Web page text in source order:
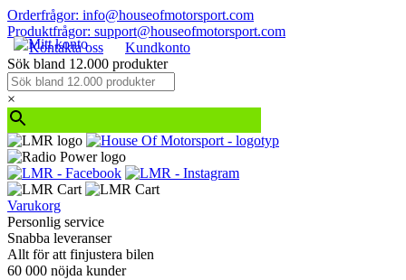
Orderfrågor: info@houseofmotorsport.com
Produktfrågor: support@houseofmotorsport.com
Kontakta oss
Kundkonto
Sök bland 12.000 produkter
×
Varukorg
Personlig service
Snabba leveranser
Allt för att finjustera bilen
60 000 nöjda kunder